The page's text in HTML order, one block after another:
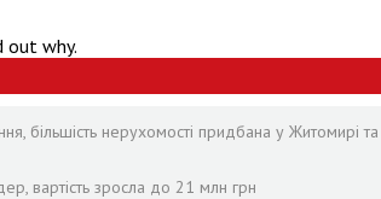
out why.
більшість нерухомості придбана у Житомирі та
вартість зросла до 21 млн грн